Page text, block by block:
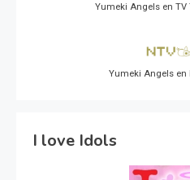
Yumeki Angels en TV
Yumeki Angels en
I love Idols